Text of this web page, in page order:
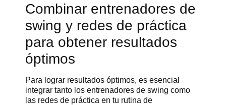
Combinar entrenadores de
swing y redes de práctica
para obtener resultados
óptimos
Para lograr resultados óptimos, es esencial
integrar tanto los entrenadores de swing como
las redes de práctica en tu rutina de